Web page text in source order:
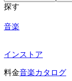
探す
音楽
インストア
料金音楽カタログ